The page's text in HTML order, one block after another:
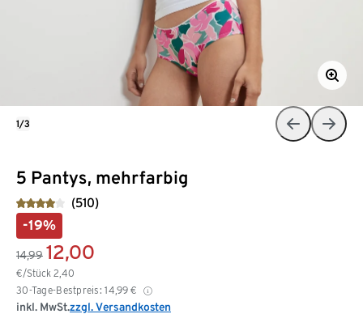
5 Pantys, mehrfarbig
(510)
-19%
14,99 12,00
€/Stück 2,40
30-Tage-Bestpreis: 14,99 €
inkl. MwSt.zzgl. Versandkosten
1/3